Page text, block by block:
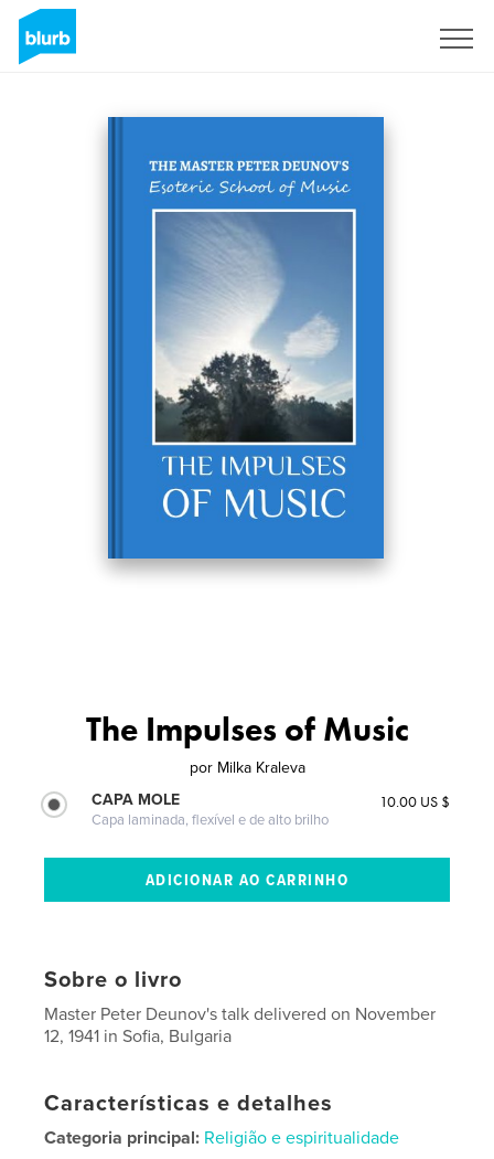
The Impulses of Music
por Milka Kraleva
CAPA MOLE
Capa laminada, flexível e de alto brilho
10.00 US $
Sobre o livro
Master Peter Deunov's talk delivered on November
12, 1941 in Sofia, Bulgaria
Características e detalhes
Categoria principal: Religião e espiritualidade